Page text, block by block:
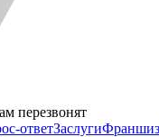
перезвонят
ответЗаслуги